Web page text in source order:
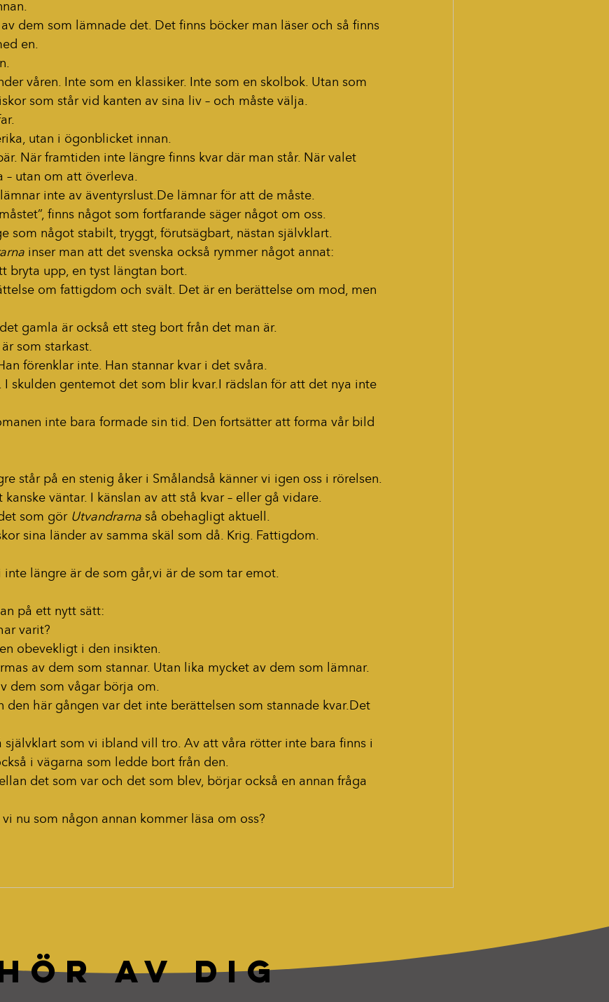
dem som lämnade det. Det finns böcker man läser och så finns
en.
våren. Inte som en klassiker. Inte som en skolbok. Utan som
som står vid kanten av sina liv – och måste välja.
utan i ögonblicket innan.
När framtiden inte längre finns kvar där man står. När valet
utan om att överleva.
inte av äventyrslust.De lämnar för att de måste.
finns något som fortfarande säger något om oss.
som något stabilt, tryggt, förutsägbart, nästan självklart.
inser man att det svenska också rymmer något annat:
bryta upp, en tyst längtan bort.
om fattigdom och svält. Det är en berättelse om mod, men
gamla är också ett steg bort från det man är.
som starkast.
förenklar inte. Han stannar kvar i det svåra.
I skulden gentemot det som blir kvar.I rädslan för att det nya inte
inte bara formade sin tid. Den fortsätter att forma vår bild
står på en stenig åker i Smålandså känner vi igen oss i rörelsen.
kanske väntar. I känslan av att stå kvar – eller gå vidare.
som gör Utvandrarna så obehagligt aktuell.
sina länder av samma skäl som då. Krig. Fattigdom.
inte längre är de som går,vi är de som tar emot.
på ett nytt sätt:
varit?
obevekligt i den insikten.
av dem som stannar. Utan lika mycket av dem som lämnar.
dem som vågar börja om.
den här gången var det inte berättelsen som stannade kvar.Det
självklart som vi ibland vill tro. Av att våra rötter inte bara finns i
i vägarna som ledde bort från den.
det som var och det som blev, börjar också en annan fråga
nu som någon annan kommer läsa om oss?
AV DIG